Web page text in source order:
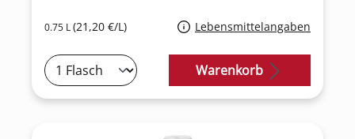
0.75 L(21,20 €/L) Lebensmittelangaben
Warenkorb